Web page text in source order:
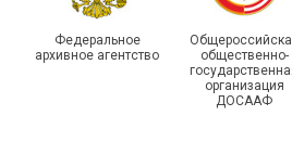
Федеральное
архивное агентство
общественно-
организация
ДОСААФ